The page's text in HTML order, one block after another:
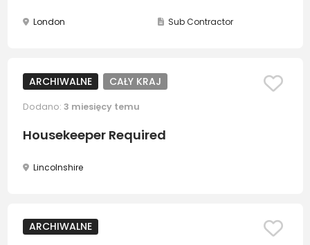
London Sub Contractor
ARCHIWALNE CAŁY KRAJ
Dodano: 3 miesięcy temu
Housekeeper Required
Lincolnshire
ARCHIWALNE